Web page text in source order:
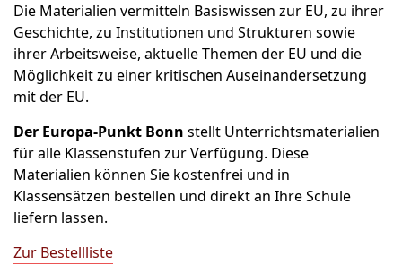
Die Materialien vermitteln Basiswissen zur EU, zu ihrer
Geschichte, zu Institutionen und Strukturen sowie
ihrer Arbeitsweise, aktuelle Themen der EU und die
Möglichkeit zu einer kritischen Auseinandersetzung
mit der EU.
Der Europa-Punkt Bonn stellt Unterrichtsmaterialien
für alle Klassenstufen zur Verfügung. Diese
Materialien können Sie kostenfrei und in
Klassensätzen bestellen und direkt an Ihre Schule
liefern lassen.
Zur Bestellliste